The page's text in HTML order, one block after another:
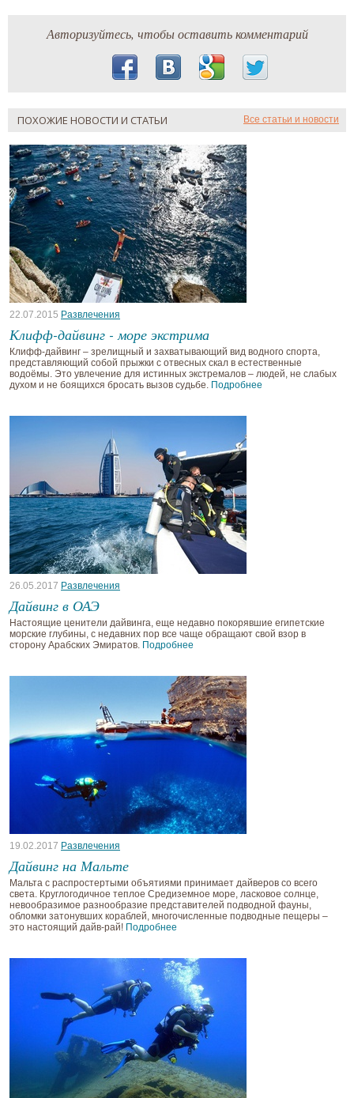
Авторизуйтесь, чтобы оставить комментарий
ПОХОЖИЕ НОВОСТИ И СТАТЬИ Все статьи и новости
22.07.2015 Развлечения
Клифф-дайвинг - море экстрима
Клифф-дайвинг – зрелищный и захватывающий вид водного спорта,
представляющий собой прыжки с отвесных скал в естественные
водоёмы. Это увлечение для истинных экстремалов – людей, не слабых
духом и не боящихся бросать вызов судьбе. Подробнее
26.05.2017 Развлечения
Дайвинг в ОАЭ
Настоящие ценители дайвинга, еще недавно покорявшие египетские
морские глубины, с недавних пор все чаще обращают свой взор в
сторону Арабских Эмиратов. Подробнее
19.02.2017 Развлечения
Дайвинг на Мальте
Мальта с распростертыми объятиями принимает дайверов со всего
света. Круглогодичное теплое Средиземное море, ласковое солнце,
невообразимое разнообразие представителей подводной фауны,
обломки затонувших кораблей, многочисленные подводные пещеры –
это настоящий дайв-рай! Подробнее